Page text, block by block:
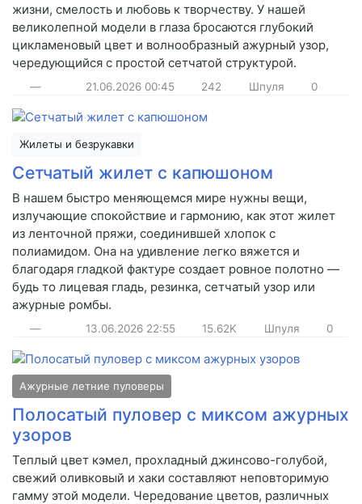
жизни, смелость и любовь к творчеству. У нашей
великолепной модели в глаза бросаются глубокий
цикламеновый цвет и волнообразный ажурный узор,
чередующийся с простой сетчатой структурой.
— 21.06.2026 00:45 242 Шпуля 0
Жилеты и безрукавки
Сетчатый жилет с капюшоном
В нашем быстро меняющемся мире нужны вещи,
излучающие спокойствие и гармонию, как этот жилет
из ленточной пряжи, соединившей хлопок с
полиамидом. Она на удивление легко вяжется и
благодаря гладкой фактуре создает ровное полотно —
будь то лицевая гладь, резинка, сетчатый узор или
ажурные ромбы.
— 13.06.2026 22:55 15.62K Шпуля 0
Ажурные летние пуловеры
Полосатый пуловер с миксом ажурных
узоров
Теплый цвет кэмел, прохладный джинсово-голубой,
свежий оливковый и хаки составляют неповторимую
гамму этой модели. Чередование цветов, различных